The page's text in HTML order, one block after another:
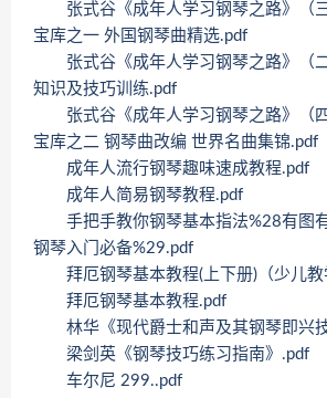
张式谷《成年人学习钢琴之路》（
宝库之一 外国钢琴曲精选.pdf
张式谷《成年人学习钢琴之路》（
知识及技巧训练.pdf
张式谷《成年人学习钢琴之路》（
宝库之二 钢琴曲改编 世界名曲集锦.pdf
成年人流行钢琴趣味速成教程.pdf
成年人简易钢琴教程.pdf
手把手教你钢琴基本指法%28有图有
钢琴入门必备%29.pdf
拜厄钢琴基本教程(上下册)（少儿教
拜厄钢琴基本教程.pdf
林华《现代爵士和声及其钢琴即兴
梁剑英《钢琴技巧练习指南》.pdf
车尔尼 299..pdf